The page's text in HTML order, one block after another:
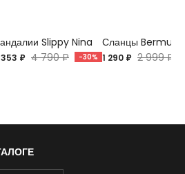
Slippy Nina
₽ 4 790 ₽ -30%
Сланцы Bermuda
1 290 ₽ 2 999 ₽